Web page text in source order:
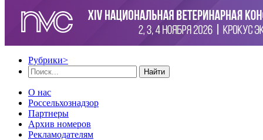
Рубрики>
Найти
О нас
Россельхознадзор
Партнеры
Архив номеров
Рекламодателям